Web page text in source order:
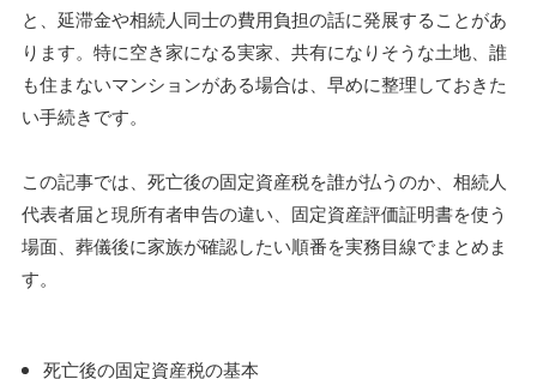
と、延滞金や相続人同士の費用負担の話に発展することがあ
ります。特に空き家になる実家、共有になりそうな土地、誰
も住まないマンションがある場合は、早めに整理しておきた
い手続きです。
この記事では、死亡後の固定資産税を誰が払うのか、相続人
代表者届と現所有者申告の違い、固定資産評価証明書を使う
場面、葬儀後に家族が確認したい順番を実務目線でまとめま
す。
死亡後の固定資産税の基本